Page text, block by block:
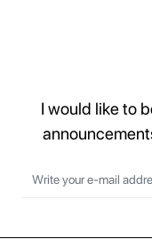
I would like to